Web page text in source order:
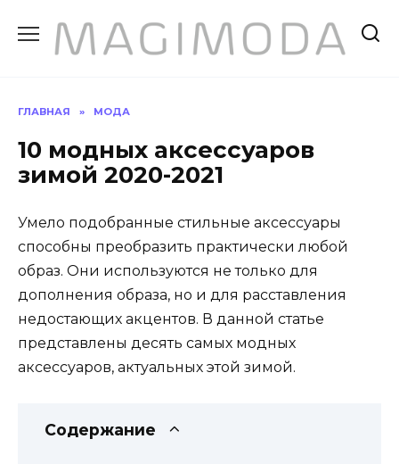
содержанию
ГЛАВНАЯ » МОДА
10 модных аксессуаров
зимой 2020-2021
Умело подобранные стильные аксессуары
способны преобразить практически любой
образ. Они используются не только для
дополнения образа, но и для расставления
недостающих акцентов. В данной статье
представлены десять самых модных
аксессуаров, актуальных этой зимой.
Содержание